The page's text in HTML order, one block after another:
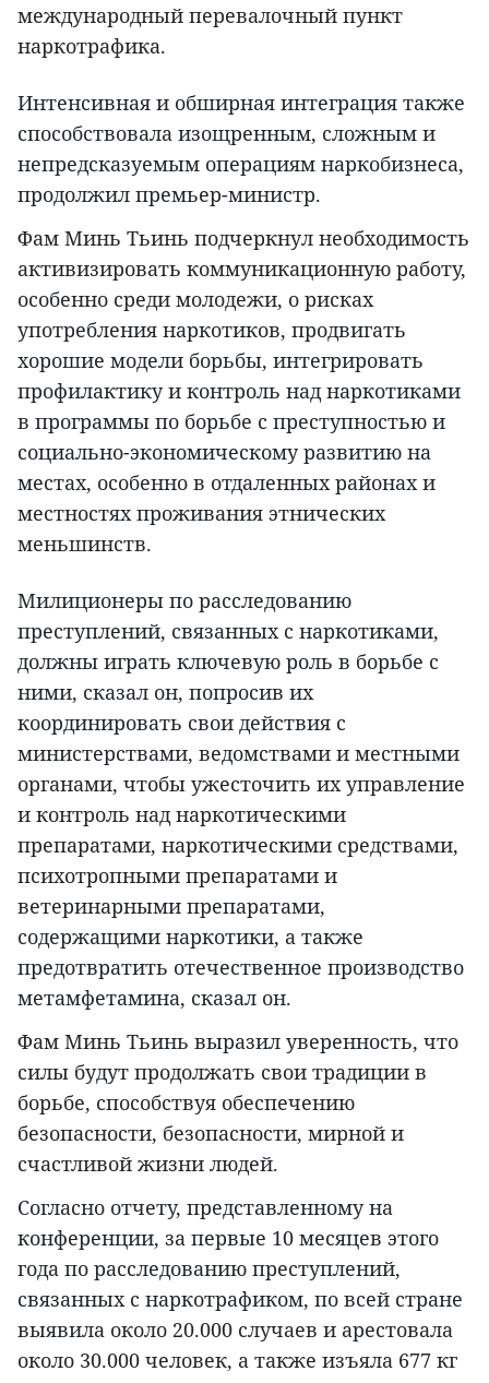
международный перевалочный пункт
наркотрафика.
Интенсивная и обширная интеграция также
способствовала изощренным, сложным и
непредсказуемым операциям наркобизнеса,
продолжил премьер-министр.
Фам Минь Тьинь подчеркнул необходимость
активизировать коммуникационную работу,
особенно среди молодежи, о рисках
употребления наркотиков, продвигать
хорошие модели борьбы, интегрировать
профилактику и контроль над наркотиками
в программы по борьбе с преступностью и
социально-экономическому развитию на
местах, особенно в отдаленных районах и
местностях проживания этнических
меньшинств.
Милиционеры по расследованию
преступлений, связанных с наркотиками,
должны играть ключевую роль в борьбе с
ними, сказал он, попросив их
координировать свои действия с
министерствами, ведомствами и местными
органами, чтобы ужесточить их управление
и контроль над наркотическими
препаратами, наркотическими средствами,
психотропными препаратами и
ветеринарными препаратами,
содержащими наркотики, а также
предотвратить отечественное производство
метамфетамина, сказал он.
Фам Минь Тьинь выразил уверенность, что
силы будут продолжать свои традиции в
борьбе, способствуя обеспечению
безопасности, безопасности, мирной и
счастливой жизни людей.
Согласно отчету, представленному на
конференции, за первые 10 месяцев этого
года по расследованию преступлений,
связанных с наркотрафиком, по всей стране
выявила около 20.000 случаев и арестовала
около 30.000 человек, а также изъяла 677 кг